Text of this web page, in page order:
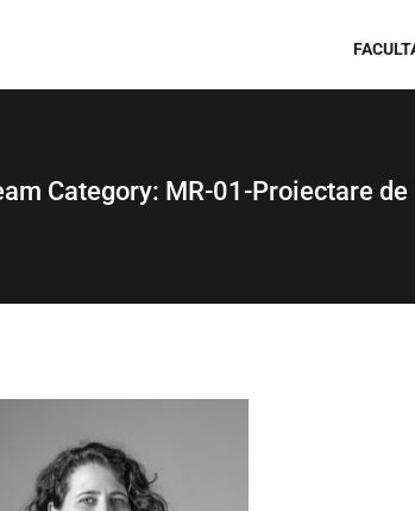
Category: MR-01-Proiectare de